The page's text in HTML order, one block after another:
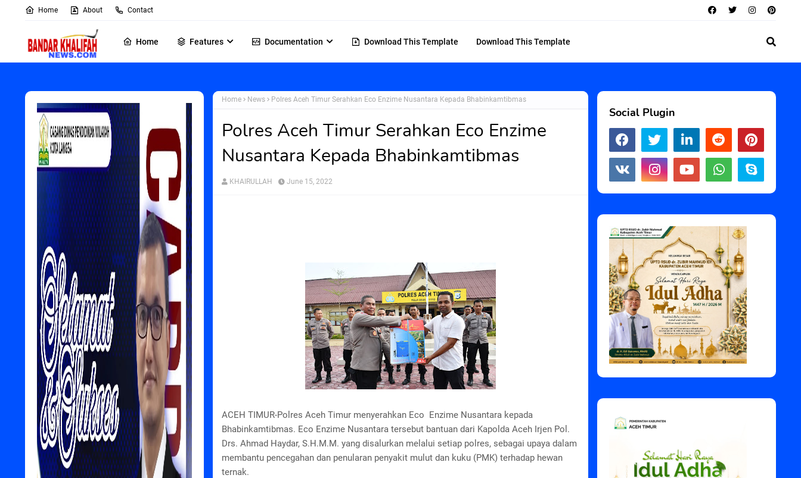
Home About Contact
Home Features Documentation Download This Template Download This Template
Home News Polres Aceh Timur Serahkan Eco Enzime Nusantara Kepada Bhabinkamtibmas
Polres Aceh Timur Serahkan Eco Enzime
Nusantara Kepada Bhabinkamtibmas
KHAIRULLAH June 15, 2022
ACEH TIMUR-Polres Aceh Timur menyerahkan Eco Enzime Nusantara kepada
Bhabinkamtibmas. Eco Enzime Nusantara tersebut bantuan dari Kapolda Aceh Irjen Pol.
Drs. Ahmad Haydar, S.H.M.M. yang disalurkan melalui setiap polres, sebagai upaya dalam
membantu pencegahan dan penularan penyakit mulut dan kuku (PMK) terhadap hewan
ternak.
Social Plugin